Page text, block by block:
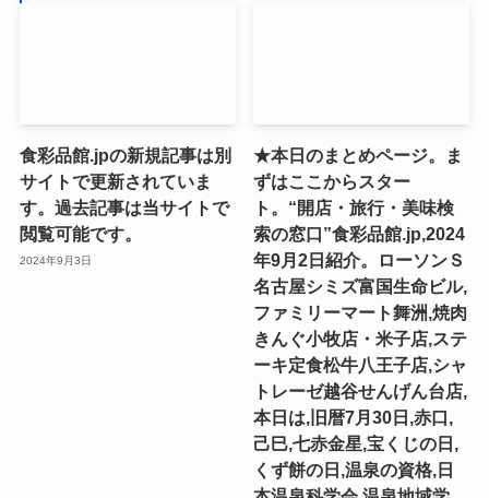
食彩品館.jpの新規記事は別
サイトで更新されていま
す。過去記事は当サイトで
閲覧可能です。
2024年9月3日
★本日のまとめページ。ま
ずはここからスター
ト。“開店・旅行・美味検
索の窓口”食彩品館.jp,2024
年9月2日紹介。ローソンＳ
名古屋シミズ富国生命ビル,
ファミリーマート舞洲,焼肉
きんぐ小牧店・米子店,ステ
ーキ定食松牛八王子店,シャ
トレーゼ越谷せんげん台店,
本日は,旧暦7月30日,赤口,
己巳,七赤金星,宝くじの日,
くず餅の日,温泉の資格,日